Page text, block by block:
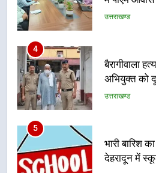
बैरागीवाला
अभियुक्त को
5
भारी
देहरादून में
6
मुख्यमंत्री